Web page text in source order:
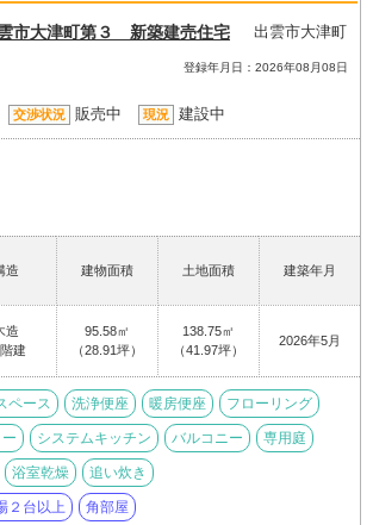
市大津町第３ 新築建売住宅 出雲市大津町
登録年月日：2026年08月08日
交渉状況 販売中 現況 建設中
造 建物面積 土地面積 建築年月
造
階建
95.58㎡
（28.91坪）
138.75㎡
（41.97坪）
2026年5月
ペース 洗浄便座 暖房便座 フローリング
システムキッチン バルコニー 専用庭
浴室乾燥 追い炊き
２台以上 角部屋